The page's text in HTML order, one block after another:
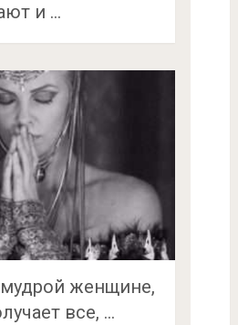
и …
женщине,
все, …